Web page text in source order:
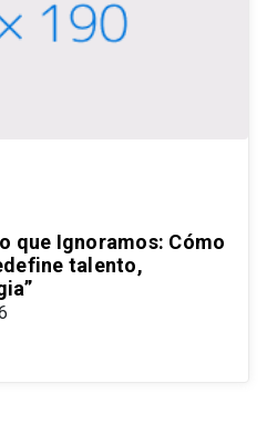
que Ignoramos: Cómo
talento,